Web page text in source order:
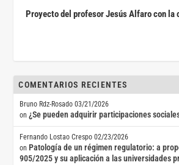
Proyecto del profesor Jesús Alfaro con la
COMENTARIOS RECIENTES
Bruno Rdz-Rosado 03/21/2026
on¿Se pueden adquirir participaciones
Fernando Lostao Crespo 02/23/2026
on Patología de un régimen regulatorio: a
905/2025 y su aplicación a las universidades